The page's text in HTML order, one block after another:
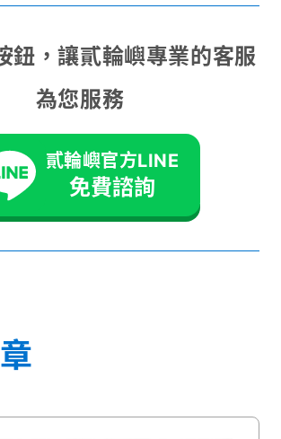
鈕，讓貳輪嶼專業的客服
為您服務
貳輪嶼官方LINE
免費諮詢